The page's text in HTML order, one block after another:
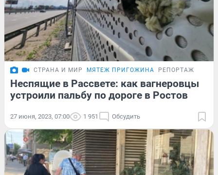
СТРАНА И МИР МЯТЕЖ ПРИГОЖИНА РЕПОРТАЖ
Неспящие в Рассвете: как вагнеровцы
устроили пальбу по дороге в Ростов
27 июня, 2023, 07:00 1 951 Обсудить